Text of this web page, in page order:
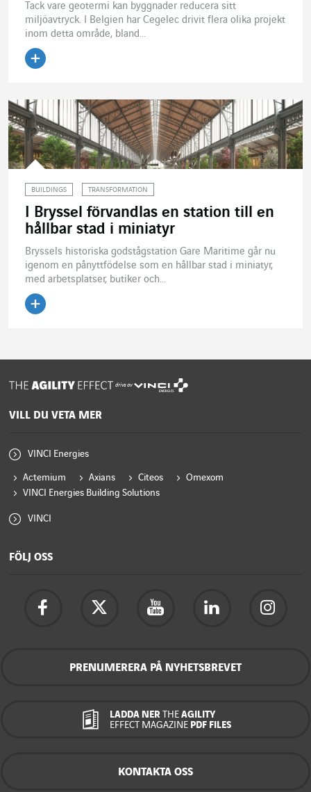
Tack vare geotermi kan byggnader reducera sitt
miljöavtryck. I Belgien har Cegelec drivit flera olika projekt
inom detta område, bland...
BUILDINGS TRANSFORMATION
I Bryssel förvandlas en station till en
hållbar stad i miniatyr
Bryssels historiska godstågstation Gare Maritime går nu
igenom en pånyttfödelse som en hållbar stad i miniatyr,
med arbetsplatser, butiker och...
drivs av
VILL DU VETA MER
VINCI Energies
Actemium Axians Citeos
Omexom
VINCI Energies Building Solutions
VINCI
FÖLJ OSS
PRENUMERERA PÅ NYHETSBREVET
LADDA NER THEAGILITY
EFFECT MAGAZINEPDF FILES
KONTAKTA OSS